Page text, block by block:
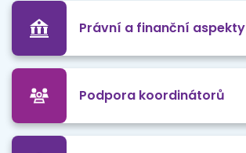
Právní a finanční aspekty
Podpora koordinátorů